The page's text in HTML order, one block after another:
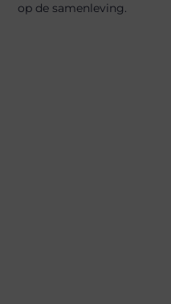
op de samenleving.